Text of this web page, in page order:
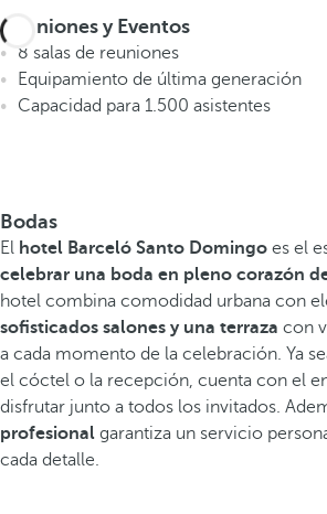
Reuniones y Eventos
8 salas de reuniones
Equipamiento de última generación
Capacidad para 1.500 asistentes
Bodas
El hotel Barceló Santo Domingo es el
celebrar una boda en pleno corazón
hotel combina comodidad urbana con
sofisticados salones y una terraza con
a cada momento de la celebración. Ya
el cóctel o la recepción, cuenta con el
disfrutar junto a todos los invitados.
profesional garantiza un servicio
cada detalle.